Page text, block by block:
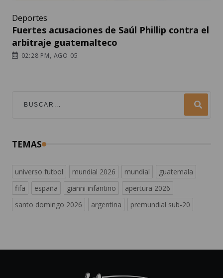
Deportes
Fuertes acusaciones de Saúl Phillip contra el
arbitraje guatemalteco
02:28 PM, AGO 05
TEMAS
universo futbol mundial 2026 mundial
guatemala
fifa
españa gianni infantino
apertura 2026
santo domingo 2026
argentina premundial sub-20